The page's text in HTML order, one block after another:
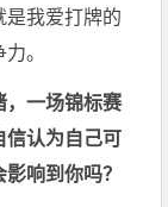
是我爱打牌的
。
，一场锦标赛
信认为自己可
响到你吗？